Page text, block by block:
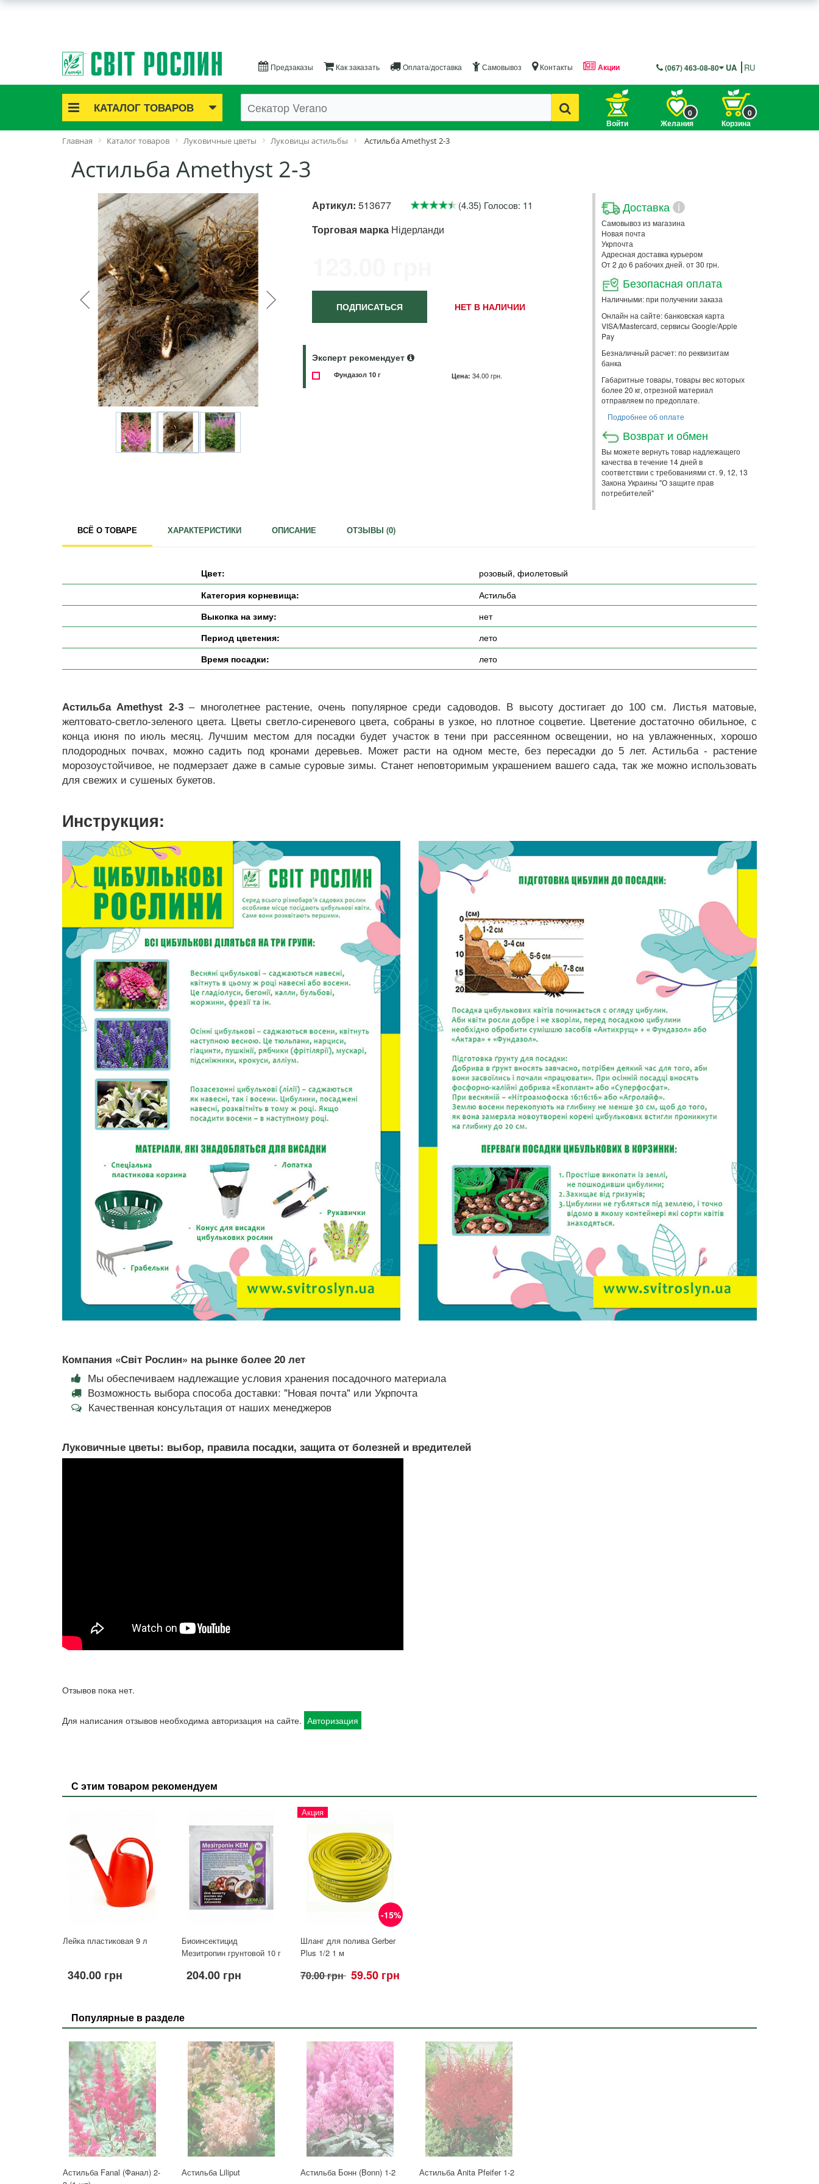
Предзаказы Как заказать Оплата/доставка Самовывоз Контакты Акции (067) 463-08-80 UA RU
КАТАЛОГ ТОВАРОВ
Акционные товары
Саженцы роз
Лук и чеснок
Семенной картофель
Семена и рассада
Саженцы декоративные
Средства защиты растений
Удобрения
Для комнатных растений
Для ландшафтного дизайна
Для полива
Инструменты и инвентарь
Виноделие
Пчеловодство
Садовые фигуры
Мицелий грибов
Товары для дома
Теплицы и укрывной материал
Войти Желания
0
Корзина
0
Главная Каталог товаров Луковичные цветы Луковицы астильбы Астильба Amethyst 2-3
Астильба Amethyst 2-3
Артикул: 513677 (4.35) Голосов: 11
Торговая марка Нідерланди
ПОДПИСАТЬСЯ НЕТ В НАЛИЧИИ
Эксперт рекомендует
Фундазол 10 г Цена: 34.00 грн.
Доставка i
Самовывоз из магазина
Новая почта
Укрпочта
Адресная доставка курьером
От 2 до 6 рабочих дней. от 30 грн.
Безопасная оплата
Наличными: при получении заказа
Онлайн на сайте: банковская карта
VISA/Mastercard, сервисы Google/Apple
Pay
Безналичный расчет: по реквизитам
банка
Габаритные товары, товары вес которых
более 20 кг, отрезной материал
отправляем по предоплате.
Подробнее об оплате
Возврат и обмен
Вы можете вернуть товар надлежащего
качества в течение 14 дней в
соответствии с требованиями ст. 9, 12, 13
Закона Украины "О защите прав
потребителей"
ВСЁ О ТОВАРЕ ХАРАКТЕРИСТИКИ ОПИСАНИЕ ОТЗЫВЫ (0)
Цвет:
розовый, фиолетовый
Категория корневища:
Астильба
Выкопка на зиму:
нет
Период цветения:
лето
Время посадки:
лето
Астильба Amethyst 2-3– многолетнее растение, очень популярное среди садоводов. В высоту достигает до 100 см. Листья матовые,
желтовато-светло-зеленого цвета. Цветы светло-сиреневого цвета, собраны в узкое, но плотное соцветие. Цветение достаточно обильное, с
конца июня по июль месяц. Лучшим местом для посадки будет участок в тени при рассеянном освещении, но на увлажненных, хорошо
плодородных почвах, можно садить под кронами деревьев. Может расти на одном месте, без пересадки до 5 лет. Астильба - растение
морозоустойчивое, не подмерзает даже в самые суровые зимы. Станет неповторимым украшением вашего сада, так же можно использовать
для свежих и сушеных букетов.
Инструкция:
Компания «Світ Рослин» на рынке более 20 лет
Мы обеспечиваем надлежащие условия хранения посадочного материала
Возможность выбора способа доставки: "Новая почта" или Укрпочта
Качественная консультация от наших менеджеров
Луковичные цветы: выбор, правила посадки, защита от болезней и вредителей
Отзывов пока нет.
Для написания отзывов необходима авторизация на сайте. Авторизация
С этим товаром рекомендуем
Лейка пластиковая 9 л
340.00 грн
Биоинсектицид
Мезитропин грунтовой 10 г
204.00 грн
-15%
Акция
Шланг для полива Gerber
Plus 1/2 1 м
70.00 грн 59.50 грн
Популярные в разделе
Астильба Fanal (Фанал) 2-
Астильба Liliput Астильба Бонн (Bonn) 1-2 Астильба Anita Pfeifer 1-2